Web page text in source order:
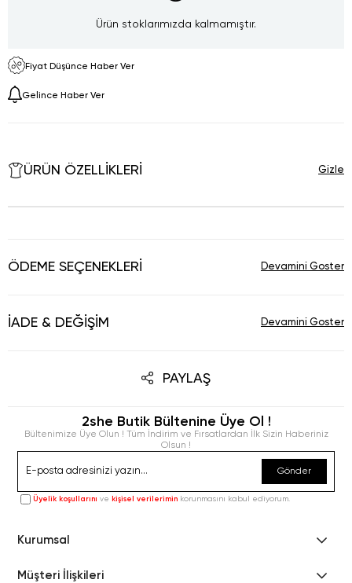
Ürün stoklarımızda kalmamıştır.
Fiyat Düşünce Haber Ver
Gelince Haber Ver
ÜRÜN ÖZELLIKLERI
ÖDEME SEÇENEKLERI
İADE & DEĞIŞIM
PAYLAŞ
2she Butik Bültenine Üye Ol !
Bültenimize Üye Olun ! Tüm İndirim ve Fırsatlardan İlk Sizin Haberiniz
Olsun !
Gönder
Üyelik koşullarını ve kişisel verilerimin korunmasını kabul ediyorum.
Kurumsal
Müşteri İlişkileri